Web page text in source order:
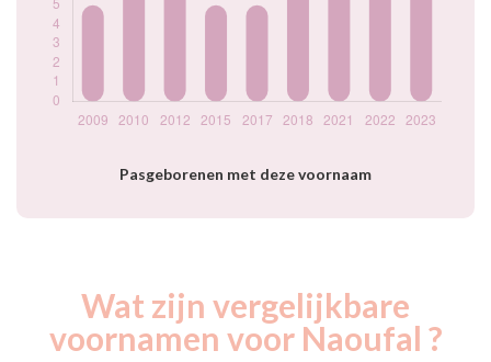
Pasgeborenen met deze voornaam
Wat zijn vergelijkbare
voornamen voor Naoufal ?